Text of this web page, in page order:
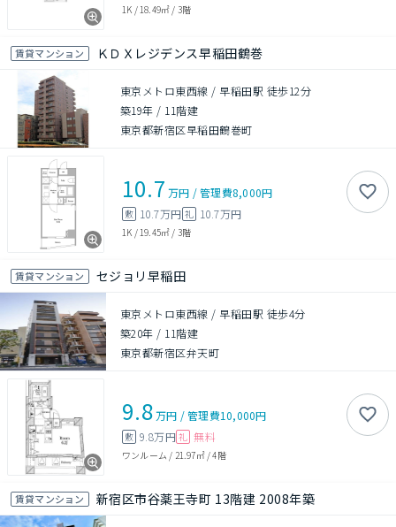
1K / 18.49㎡ / 3階
賃貸マンション ＫＤＸレジデンス早稲田鶴巻
東京メトロ東西線 / 早稲田駅 徒歩12分
築19年 / 11階建
東京都新宿区早稲田鶴巻町
10.7 万円 /管理費8,000円
敷 10.7万円 礼 10.7万円
1K / 19.45㎡ / 3階
賃貸マンション セジョリ早稲田
東京メトロ東西線 / 早稲田駅 徒歩4分
築20年 / 11階建
東京都新宿区弁天町
9.8万円 /管理費10,000円
敷 9.8万円 礼 無料
ワンルーム / 21.97㎡/4階
賃貸マンション 新宿区市谷薬王寺町 13階建 2008年築